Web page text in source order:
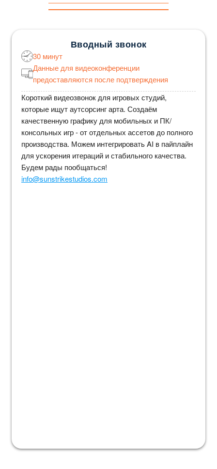
Вводный звонок
30 минут
Данные для видеоконференции
предоставляются после подтверждения
Короткий видеозвонок для игровых студий,
которые ищут аутсорсинг арта. Создаём
качественную графику для мобильных и ПК/
консольных игр - от отдельных ассетов до полного
производства. Можем интегрировать AI в пайплайн
для ускорения итераций и стабильного качества.
Будем рады пообщаться!
info@sunstrikestudios.com